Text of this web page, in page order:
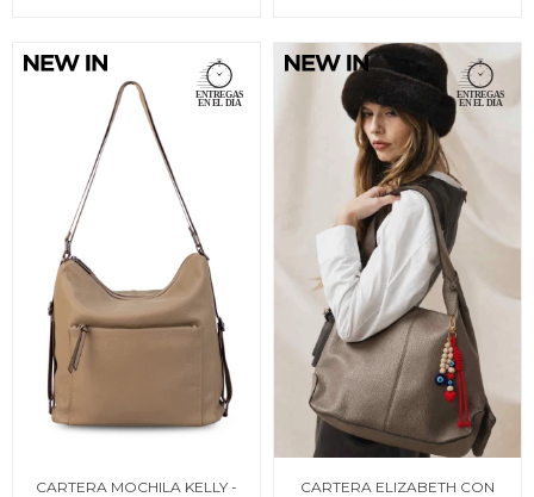
CARTERA MOCHILA KELLY -
CARTERA ELIZABETH CON